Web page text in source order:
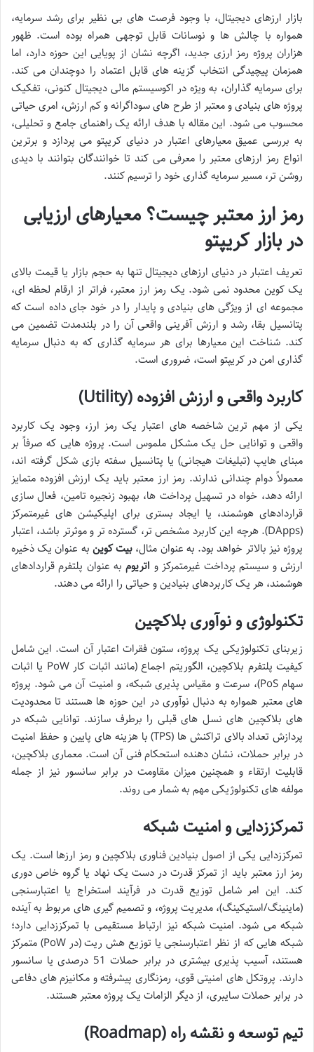
بازار ارزهای دیجیتال، با وجود فرصت های بی نظیر برای رشد سرمایه،
همواره با چالش ها و نوسانات قابل توجهی همراه بوده است. ظهور
هزاران پروژه رمز ارزی جدید، اگرچه نشان از پویایی این حوزه دارد، اما
همزمان پیچیدگی انتخاب گزینه های قابل اعتماد را دوچندان می کند.
برای سرمایه گذاران، به ویژه در اکوسیستم مالی دیجیتال کنونی، تفکیک
پروژه های بنیادی و معتبر از طرح های سوداگرانه و کم ارزش، امری حیاتی
محسوب می شود. این مقاله با هدف ارائه یک راهنمای جامع و تحلیلی،
به بررسی عمیق معیارهای اعتبار در دنیای کریپتو می پردازد و برترین
انواع رمز ارزهای معتبر را معرفی می کند تا خوانندگان بتوانند با دیدی
روشن تر، مسیر سرمایه گذاری خود را ترسیم کنند.
رمز ارز معتبر چیست؟ معیارهای ارزیابی
در بازار کریپتو
تعریف اعتبار در دنیای ارزهای دیجیتال تنها به حجم بازار یا قیمت بالای
یک کوین محدود نمی شود. یک رمز ارز معتبر، فراتر از ارقام لحظه ای،
مجموعه ای از ویژگی های بنیادی و پایدار را در خود جای داده است که
پتانسیل بقا، رشد و ارزش آفرینی واقعی آن را در بلندمدت تضمین می
کند. شناخت این معیارها برای هر سرمایه گذاری که به دنبال سرمایه
گذاری امن در کریپتو است، ضروری است.
کاربرد واقعی و ارزش افزوده (Utility)
یکی از مهم ترین شاخصه های اعتبار یک رمز ارز، وجود یک کاربرد
واقعی و توانایی حل یک مشکل ملموس است. پروژه هایی که صرفاً بر
مبنای هایپ (تبلیغات هیجانی) یا پتانسیل سفته بازی شکل گرفته اند،
معمولاً دوام چندانی ندارند. رمز ارز معتبر باید یک ارزش افزوده متمایز
ارائه دهد، خواه در تسهیل پرداخت ها، بهبود زنجیره تامین، فعال سازی
قراردادهای هوشمند، یا ایجاد بستری برای اپلیکیشن های غیرمتمرکز
(DApps). هرچه این کاربرد مشخص تر، گسترده تر و موثرتر باشد، اعتبار
پروژه نیز بالاتر خواهد بود. به عنوان مثال، بیت کوین به عنوان یک ذخیره
ارزش و سیستم پرداخت غیرمتمرکز و اتریومبه عنوان پلتفرم قراردادهای
هوشمند، هر یک کاربردهای بنیادین و حیاتی را ارائه می دهند.
تکنولوژی و نوآوری بلاکچین
زیربنای تکنولوژیکی یک پروژه، ستون فقرات اعتبار آن است. این شامل
کیفیت پلتفرم بلاکچین، الگوریتم اجماع (مانند اثبات کار PoW یا اثبات
سهام PoS)، سرعت و مقیاس پذیری شبکه، و امنیت آن می شود. پروژه
های معتبر همواره به دنبال نوآوری در این حوزه ها هستند تا محدودیت
های بلاکچین های نسل های قبلی را برطرف سازند. توانایی شبکه در
پردازش تعداد بالای تراکنش ها (TPS) با هزینه های پایین و حفظ امنیت
در برابر حملات، نشان دهنده استحکام فنی آن است. معماری بلاکچین،
قابلیت ارتقاء و همچنین میزان مقاومت در برابر سانسور نیز از جمله
مولفه های تکنولوژیکی مهم به شمار می روند.
تمرکززدایی و امنیت شبکه
تمرکززدایی یکی از اصول بنیادین فناوری بلاکچین و رمز ارزها است. یک
رمز ارز معتبر باید از تمرکز قدرت در دست یک نهاد یا گروه خاص دوری
کند. این امر شامل توزیع قدرت در فرآیند استخراج یا اعتبارسنجی
(ماینینگ/استیکینگ)، مدیریت پروژه، و تصمیم گیری های مربوط به آینده
شبکه می شود. امنیت شبکه نیز ارتباط مستقیمی با تمرکززدایی دارد؛
شبکه هایی که از نظر اعتبارسنجی یا توزیع هش ریت (در PoW) متمرکز
هستند، آسیب پذیری بیشتری در برابر حملات 51 درصدی یا سانسور
دارند. پروتکل های امنیتی قوی، رمزنگاری پیشرفته و مکانیزم های دفاعی
در برابر حملات سایبری، از دیگر الزامات یک پروژه معتبر هستند.
تیم توسعه و نقشه راه (Roadmap)